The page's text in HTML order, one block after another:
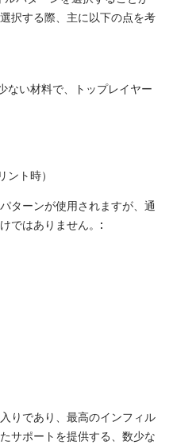
択する際、主に以下の点を考
ない材料で、トップレイヤー
ト時）
ターンが使用されますが、通
ではありません。:
りであり、最高のインフィル
サポートを提供する、数少な